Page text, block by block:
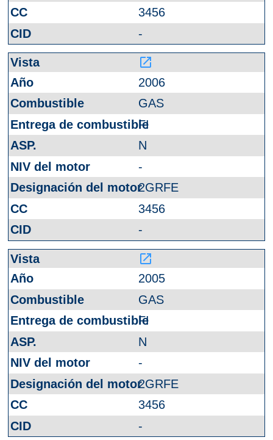
3456
-
launch
2006
GAS
FI
N
-
2GRFE
3456
-
launch
2005
GAS
FI
N
-
2GRFE
3456
-